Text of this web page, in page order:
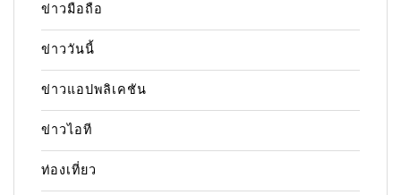
ข่าวมือถือ
ข่าววันนี้
ข่าวแอปพลิเคชัน
ข่าวไอที
ท่องเที่ยว